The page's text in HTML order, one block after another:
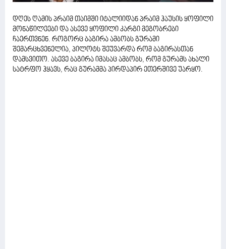
დღეს ღამის პრაიმ თაიმში იტალიიდან პრაიმ ჰაუსის ყოფილი
მონაწილეები და ასევე ყოფილი კარგი მეგობრები
ჩაერთვნენ. როგორც ბაგირა ამბობს გურამი
შემარცხვენელია, პილოტს შეუვარდა რომ ბაგირასთან
დამსვითო. ასევე ბაგირა იმასაც ამბობს, რომ გურამს ახალი
სატრფო ჰყავს, რაც გურამმა პირდაპირ ეთერშივე უარყო.